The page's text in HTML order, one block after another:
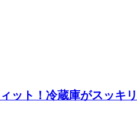
ット！冷蔵庫がスッキ